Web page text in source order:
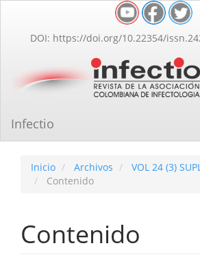
Contenido
principal
lateral
DOI: https://doi.org/10.22354/
Infectio
Inicio Archivos
VOL 24 (3)
Contenido
Contenido